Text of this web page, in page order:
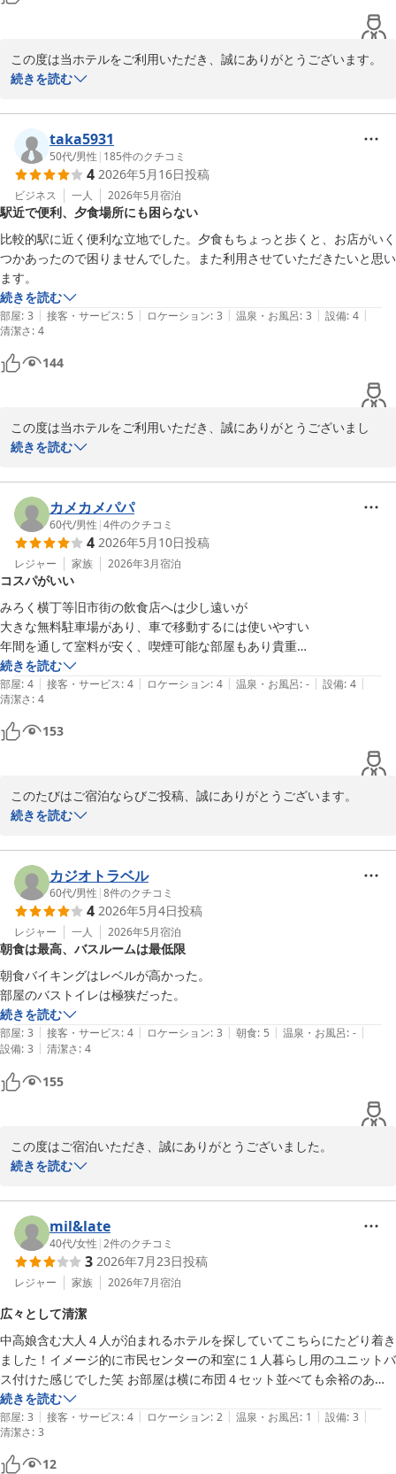
この度は当ホテルをご利用いただき、誠にありがとうございます。
大変嬉しく存じます。
お客様に安心してお過ごしいただけたとのことは、私どもにとって
何よりの励みでございます。
今後も快適なご滞在と、価格以上の価値を感じていただけるサービ
スをご提供できるよう努めてまいります。
スタッフ一同、次回のお越しを心よりお待ちしております。
ご投稿ありがとうございました。
八戸プラザホテル　フロント
八戸プラザホテル
続きを読む
taka5931
50代/男性 | 185件のクチコミ
4 2026年5月16日投稿
ビジネス 一人 2026年5月宿泊
駅近で便利、夕食場所にも困らない
比較的駅に近く便利な立地でした。夕食もちょっと歩くと、お店がいく
つかあったので困りませんでした。また利用させていただきたいと思い
ます。
続きを読む
部屋: 3 | 接客・サービス: 5 | ロケーション: 3 | 温泉・お風呂: 3 | 設備: 4 |
清潔さ: 4
144
この度は当ホテルをご利用いただき、誠にありがとうございまし
た。
駅からの立地や周辺のお食事環境につきまして、便利にご利用いた
だけたようで何よりでございます。
「また利用したい」とのお言葉をいただき、大変嬉しく思っており
ます。
今後も快適にお過ごしいただけるホテルを目指してまいりますの
で、ぜひまたお越しくださいませ。
スタッフ一同、心よりお待ちしております。
ありがとうございました。
八戸プラザホテル　フロント
八戸プラザホテル
続きを読む
カメカメパパ
60代/男性 |4件のクチコミ
4 2026年5月10日投稿
レジャー 家族 2026年3月宿泊
コスパがいい
みろく横丁等旧市街の飲食店へは少し遠いが
大きな無料駐車場があり、車で移動するには使いやすい
年間を通して室料が安く、喫煙可能な部屋もあり貴重
続きを読む
部屋: 4 | 接客・サービス: 4 | ロケーション: 4 | 温泉・お風呂: - | 設備: 4 |
清潔さ: 4
153
このたびはご宿泊ならびご投稿、誠にありがとうございます。
てご評価いただき、大変うれしく存じます。
一方で、みろく横丁など中市街まで距離がある点につきましてはご
不便をおかけいたしました。
今後もご案内の工夫を含め、より快適にご利用いただけるよう努め
てまいります。
またのご利用を心よりお待ちしております。
ありがとうございました。
八戸プラザホテル　フロント
八戸プラザホテル
続きを読む
カジオトラベル
60代/男性 |8件のクチコミ
4 2026年5月4日投稿
レジャー 一人 2026年5月宿泊
朝食は最高、バスルームは最低限
朝食バイキングはレベルが高かった。
続きを読む
部屋: 3 | 接客・サービス: 4 | ロケーション: 3 | 朝食: 5 | 温泉・お風呂: - |
設備: 3 | 清潔さ: 4
155
この度はご宿泊いただき、誠にありがとうございました。
戴し、大変嬉しく拝見いたしました。
ご満足いただけたようで、朝食スタッフにとっても大きな励みにな
ります。
一方で、お部屋のバス・トイレの広さにつきましては、ご不便をお
善が難しい部分もございますが、少しでも快適にお過ごしいただけ
るよう工夫と改善に努めてまいります。
貴重なご意見をお寄せいただき、ありがとうございました。
またのご利用を心よりお待ちしております。
八戸プラザホテル　フロント
八戸プラザホテル
続きを読む
mil&late
40代/女性 |2件のクチコミ
3 2026年7月23日投稿
レジャー 家族 2026年7月宿泊
広々として清潔
中高娘含む大人４人が泊まれるホテルを探していてこちらにたどり着き
ました！イメージ的に市民センターの和室に１人暮らし用のユニットバ
ス付けた感じでした笑 お部屋は横に布団４セット並べても余裕のある
お部屋で、とても清潔感はあり畳が新しく感じました。トイレが30秒
くらいボタン押さないと流れなかったのでマイナス。同フロアはイベン
ト時の控室などがあるフロアだったので、そちらのトイレも使用しまし
た。スタッフの方々が接客がとてもよかったと思います
続きを読む
部屋: 3 | 接客・サービス: 4 | ロケーション: 2 | 温泉・お風呂: 1 | 設備: 3 |
清潔さ: 3
12